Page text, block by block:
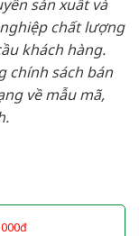
sản xuất và
chất lượng
khách hàng.
chính sách bán
về mẫu mã,